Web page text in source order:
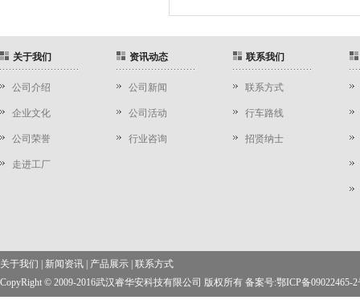
关于我们
公司介绍
企业文化
公司荣誉
走进工厂
资讯动态
公司新闻
公司活动
行业咨询
联系我们
联系方式
行车路线
招贤纳士
关于我们 新闻资讯 产品展示 联系方式
CopyRight © 2009-2016武汉睿华安科技有限公司 版权所有 备案号:鄂ICP备09022465-2